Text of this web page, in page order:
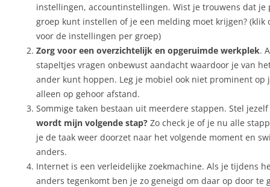
instellingen, accountinstellingen. Wist je trouwens dat je
groep kunt instellen of je een melding moet krijgen? (klik
voor de instellingen per groep)
Zorg voor een overzichtelijk en opgeruimde werkplek.
stapeltjes vragen onbewust aandacht waardoor je van
ander kunt hoppen. Leg je mobiel ook niet prominent op
alleen op gehoor afstand.
Sommige taken bestaan uit meerdere stappen. Stel
wordt mijn volgende stap? Zo check je of je nu alle
je de taak weer doorzet naar het volgende moment en
anders.
Internet is een verleidelijke zoekmachine. Als je tijdens
anders tegenkomt ben je zo geneigd om daar op door te